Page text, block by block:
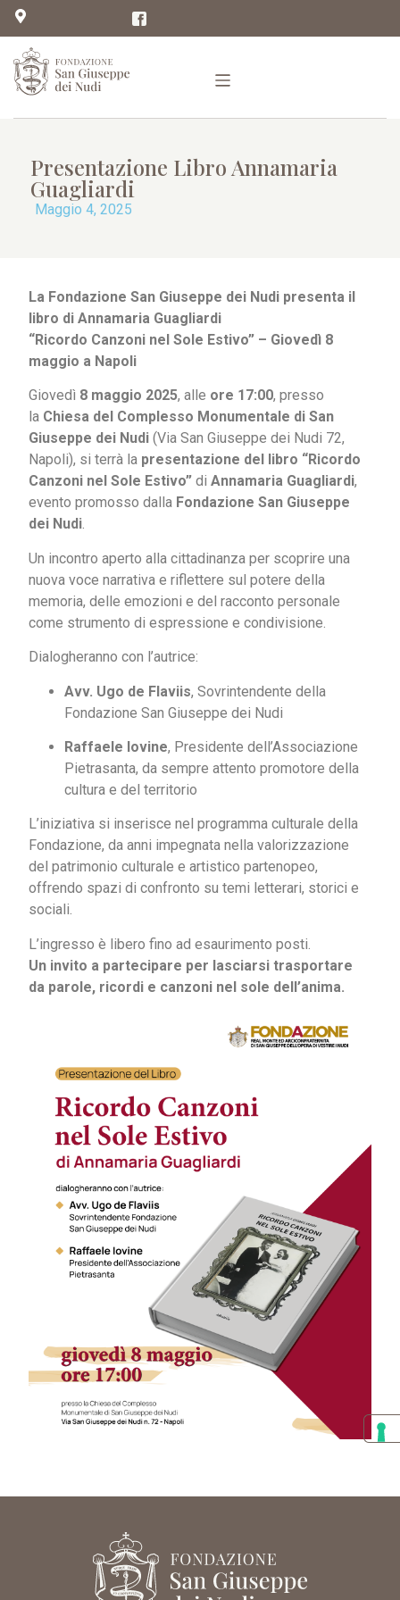
Presentazione Libro Annamaria
Guagliardi
Maggio 4, 2025
La Fondazione San Giuseppe dei Nudi presenta il
libro di Annamaria Guagliardi
“Ricordo Canzoni nel Sole Estivo” – Giovedì 8
maggio a Napoli
Giovedì 8 maggio 2025, alle ore 17:00, presso
la Chiesa del Complesso Monumentale di San
Giuseppe dei Nudi (Via San Giuseppe dei Nudi 72,
Napoli), si terrà la presentazione del libro “Ricordo
Canzoni nel Sole Estivo” di Annamaria Guagliardi,
evento promosso dalla Fondazione San Giuseppe
dei Nudi.
Un incontro aperto alla cittadinanza per scoprire una
nuova voce narrativa e riflettere sul potere della
memoria, delle emozioni e del racconto personale
come strumento di espressione e condivisione.
Dialogheranno con l’autrice:
Avv. Ugo de Flaviis, Sovrintendente della
Fondazione San Giuseppe dei Nudi
Raffaele Iovine, Presidente dell’Associazione
Pietrasanta, da sempre attento promotore della
cultura e del territorio
L’iniziativa si inserisce nel programma culturale della
Fondazione, da anni impegnata nella valorizzazione
del patrimonio culturale e artistico partenopeo,
offrendo spazi di confronto su temi letterari, storici e
sociali.
L’ingresso è libero fino ad esaurimento posti.
Un invito a partecipare per lasciarsi trasportare
da parole, ricordi e canzoni nel sole dell’anima.